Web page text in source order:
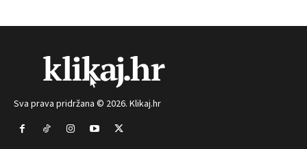
Sva prava pridržana © 2026. Klikaj.hr